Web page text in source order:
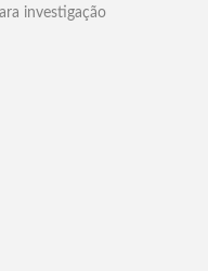
investigação